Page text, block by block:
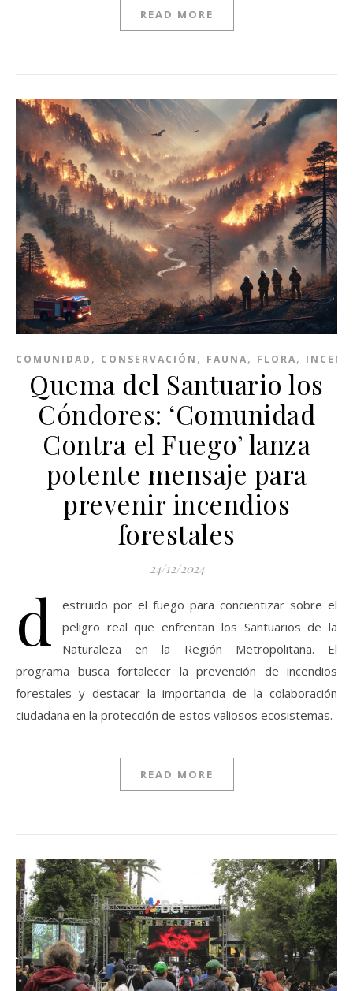
READ MORE
COMUNIDAD , CONSERVACIÓN , FAUNA, FLORA,
Quema del Santuario los
Cóndores: ‘Comunidad
Contra el Fuego’ lanza
potente mensaje para
prevenir incendios
forestales
24/12/2024
d
estruido por el fuego para concientizar sobre el
peligro real que enfrentan los Santuarios de la
Naturaleza en la Región Metropolitana. El
programa busca fortalecer la prevención de incendios
forestales y destacar la importancia de la colaboración
ciudadana en la protección de estos valiosos ecosistemas.
READ MORE